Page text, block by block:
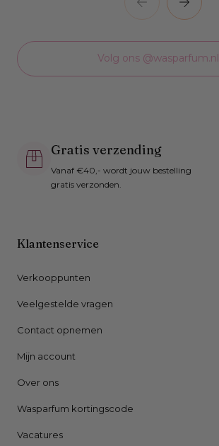
Volg ons @wasparfum.nl
Gratis verzending
Vanaf €40,- wordt jouw bestelling
gratis verzonden.
Klantenservice
Verkooppunten
Veelgestelde vragen
Contact opnemen
Mijn account
Over ons
Wasparfum kortingscode
Vacatures